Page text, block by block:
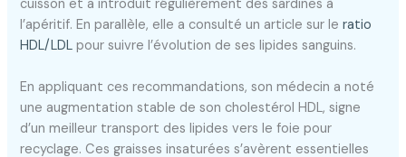
cuisson et a introduit régulièrement des sardines à
l’apéritif. En parallèle, elle a consulté un article sur leratio
HDL/LDL pour suivre l’évolution de ses lipides sanguins.
En appliquant ces recommandations, son médecin a noté
une augmentation stable de son cholestérol HDL, signe
d’un meilleur transport des lipides vers le foie pour
recyclage. Ces graisses insaturées s’avèrent essentielles